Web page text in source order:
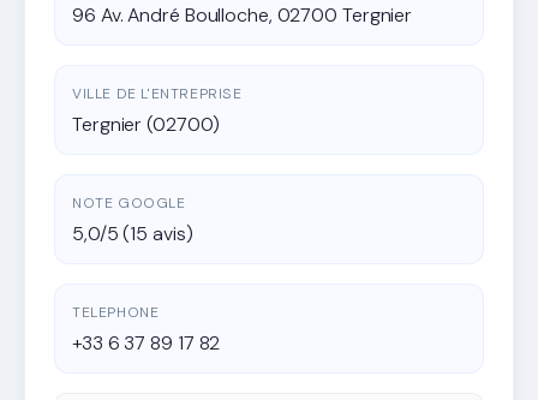
96 Av. André Boulloche, 02700 Tergnier
VILLE DE L'ENTREPRISE
Tergnier (02700)
NOTE GOOGLE
5,0/5 (15 avis)
TELEPHONE
+33 6 37 89 17 82